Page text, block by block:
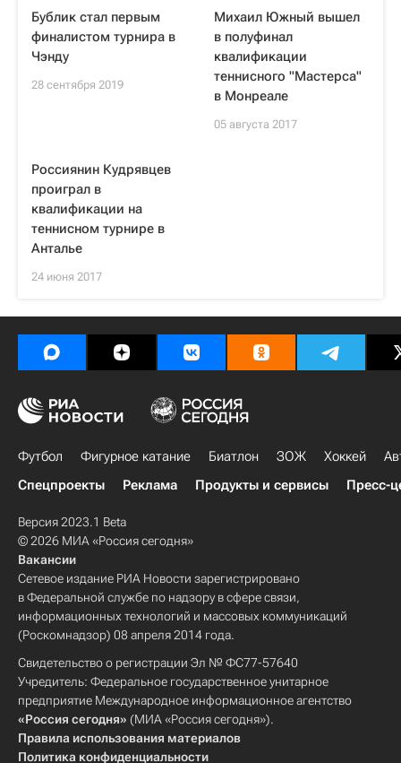
Бублик стал первым
финалистом турнира в
Чэнду
28 сентября 2019
Михаил Южный вышел
в полуфинал
квалификации
теннисного "Мастерса"
в Монреале
05 августа 2017
Россиянин Кудрявцев
проиграл в
квалификации на
теннисном турнире в
Анталье
24 июня 2017
Футбол Фигурное катание Биатлон ЗОЖ Хоккей
Спецпроекты
Реклама Продукты и сервисы Пресс-
Версия 2023.1 Beta
© 2026 МИА «Россия сегодня»
Вакансии
Сетевое издание РИА Новости зарегистрировано
в Федеральной службе по надзору в сфере связи,
информационных технологий и массовых коммуникаций
(Роскомнадзор) 08 апреля 2014 года.
Свидетельство о регистрации Эл № ФС77-57640
Учредитель: Федеральное государственное унитарное
предприятие Международное информационное агентство
«Россия сегодня» (МИА «Россия сегодня»).
Правила использования материалов
Политика конфиденциальности